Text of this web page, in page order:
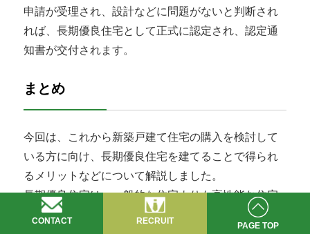
申請が受理され、設計などに問題がないと判断され
れば、長期優良住宅として正式に認定され、認定通
知書が交付されます。
まとめ
今回は、これから新築戸建て住宅の購入を検討して
いる方に向け、長期優良住宅を建てることで得られ
るメリットなどについて解説しました。
長期優良住宅は、一般的な住宅よりも高性能な住宅
に仕上がるため、家を建てる際のイニシャルコスト
CONTACT RECRUIT PAGE TOP